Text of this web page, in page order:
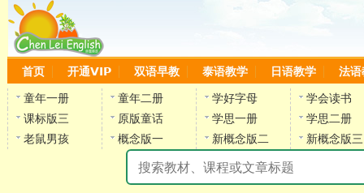
首页 开通VIP 双语早教 泰语教学 日语教学 法语
童年一册 童年二册 学好字母
学会读书
课标版三
原版童话 学思一册
学思二册
老鼠男孩
概念版一 新概念版二 新概念版三